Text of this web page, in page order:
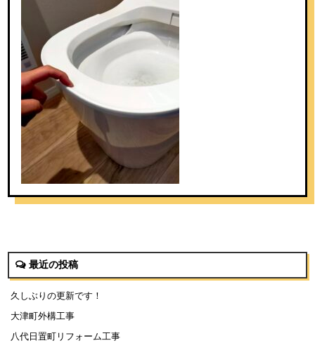
最近の投稿
久しぶりの更新です！
大津町外構工事
八代日置町リフォーム工事